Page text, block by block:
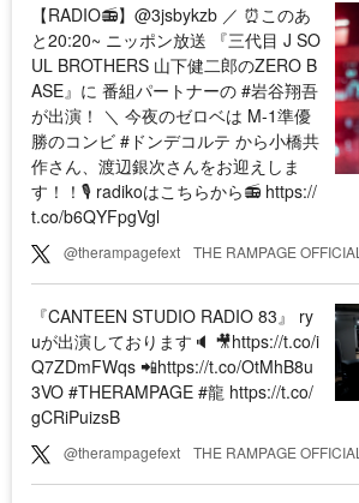
【RADIO📻】@3jsbykzb ／ ⏰このあ
と20:20~ ニッポン放送 『三代目 J SO
UL BROTHERS 山下健二郎のZERO B
ASE』に 番組パートナーの #岩谷翔吾
が出演！ ＼ 今夜のゼロベは M-1準優
勝のコンビ #ドンデコルテ から小橋共
作さん、渡辺銀次さんをお迎えしま
す！！🎙️ radikoはこちらから📻 https://
t.co/b6QYFpgVgl
@therampagefext THE RAMPAGE OFFICIAL
『CANTEEN STUDIO RADIO 83』 ry
uが出演しております🔈 🎥https://t.co/i
Q7ZDmFWqs 📲https://t.co/OtMhB8u
3VO #THERAMPAGE #龍 https://t.co/
gCRiPuizsB
@therampagefext THE RAMPAGE OFFICIAL